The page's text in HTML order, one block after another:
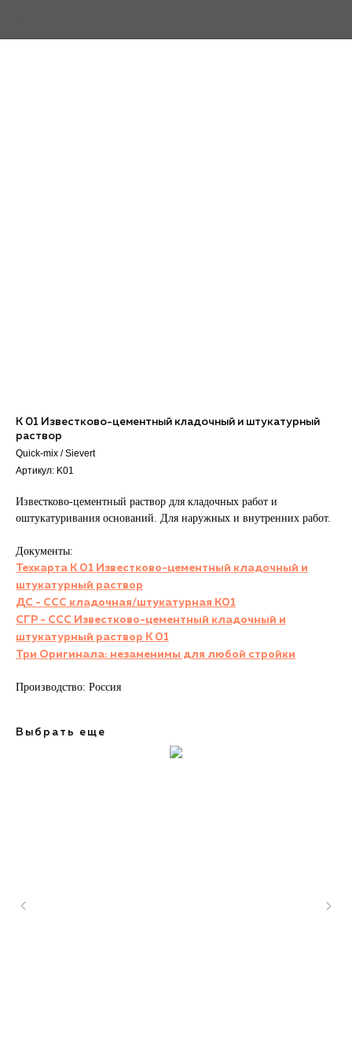
K 01 Известково-цементный кладочный и штукатурный
раствор
Quick-mix / Sievert
Артикул: K01
Известково-цементный раствор для кладочных работ и
оштукатуривания оснований. Для наружных и внутренних работ.
Документы:
Техкарта K 01 Известково-цементный кладочный и
штукатурный раствор
ДС - ССС кладочная/штукатурная K01
СГР - ССС Известково-цементный кладочный и
штукатурный раствор K 01
Три Оригинала: незаменимы для любой стройки
Производство: Россия
Выбрать еще